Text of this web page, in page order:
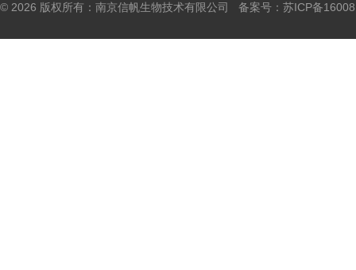
© 2026 版权所有：南京信帆生物技术有限公司 备案号： 苏ICP备